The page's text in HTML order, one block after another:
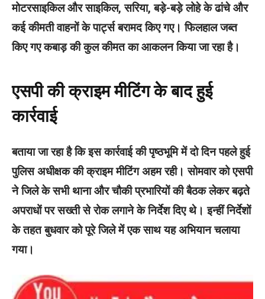
मोटरसाइकिल और साइकिल, सरिया, बड़े-बड़े लोहे के ढांचे और
कई कीमती वाहनों के पार्ट्स बरामद किए गए। फिलहाल जब्त
किए गए कबाड़ की कुल कीमत का आकलन किया जा रहा है।
एसपी की क्राइम मीटिंग के बाद हुई
कार्रवाई
बताया जा रहा है कि इस कार्रवाई की पृष्ठभूमि में दो दिन पहले हुई
पुलिस अधीक्षक की क्राइम मीटिंग अहम रही। सोमवार को एसपी
ने जिले के सभी थाना और चौकी प्रभारियों की बैठक लेकर बढ़ते
अपराधों पर सख्ती से रोक लगाने के निर्देश दिए थे। इन्हीं निर्देशों
के तहत बुधवार को पूरे जिले में एक साथ यह अभियान चलाया
गया।